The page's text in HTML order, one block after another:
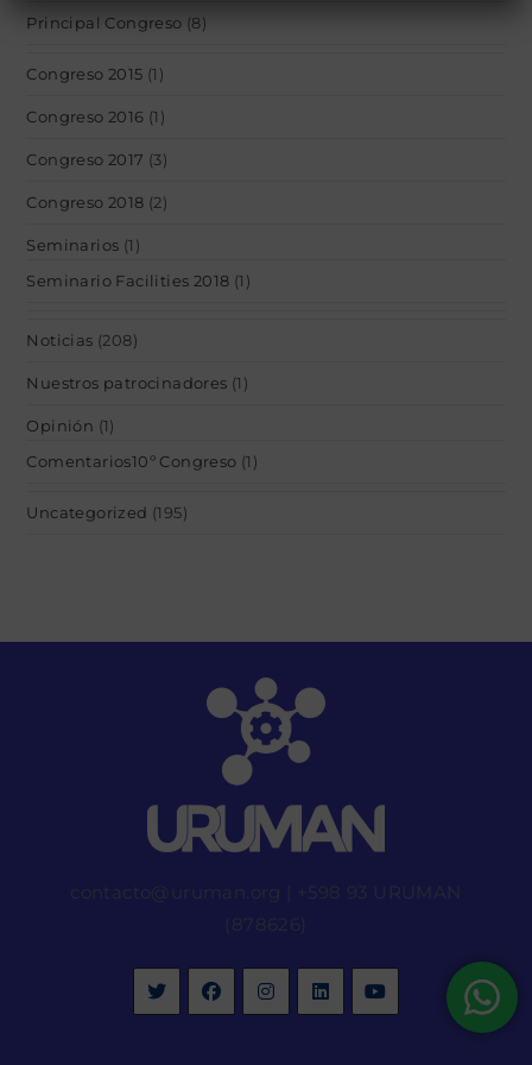
Principal Congreso (8)
Congreso 2015 (1)
Congreso 2016 (1)
Congreso 2017 (3)
Congreso 2018 (2)
Seminarios (1)
Seminario Facilities 2018 (1)
Noticias (208)
Nuestros patrocinadores (1)
Opinión (1)
Comentarios10º Congreso (1)
Uncategorized (195)